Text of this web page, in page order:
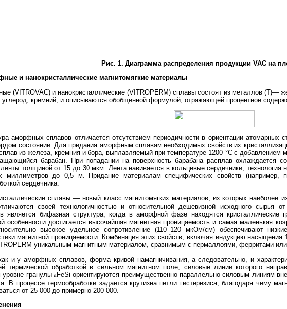
Рис. 1. Диаграмма распределения продукции VAC на
и нанокристаллические магнитомягкие материалы
(VITROVAC) и нанокристаллические (VITROPERM) сплавы состоят из металлов (Т)—
кремний, и описываются обобщенной формулой, отражающей процентное
аморфных сплавов отличается отсутствием периодичности в ориентации атомарных
состоянии. Для придания аморфным сплавам необходимых свойств их
из железа, кремния и бора, выплавляемый при температуре 1200 °С с
барабан. При попадании на поверхность барабана расплав охлаждается
толщиной от 15 до 30 мкм. Лента навивается в кольцевые сердечники, технология
миллиметров до 0,5 м. Придание материалам специфических свойств (например,
сердечника.
сплавы — новый класс магнитомягких материалов, из которых наиболее
своей технологичностью и относительной дешевизной исходного сырья
является бифазная структура, когда в аморфной фазе находятся
особенности достигается высочайшая магнитная проницаемость и самая маленькая
высокое удельное сопротивление (110–120 мкОм/см) обеспечивают
магнитной проницаемости. Комбинация этих свойств, включая индукцию
уникальным магнитным материалом, сравнимым с пермаллоями, ферритами
и у аморфных сплавов, форма кривой намагничивания, а следовательно, и
термической обработкой в сильном магнитном поле, силовые линии которого
уровне гранулы aFeSi ориентируются преимущественно параллельно силовым линиям
В процессе термообработки задается крутизна петли гистерезиса, благодаря чему
от 25 000 до примерно 200 000.